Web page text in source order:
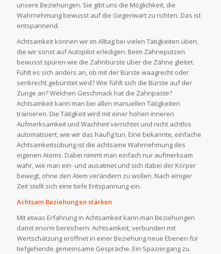
unsere Beziehungen. Sie gibt uns die Möglichkeit, die
Wahrnehmung bewusst auf die Gegenwart zu richten. Das ist
entspannend.
Achtsamkeit können wir im Alltag bei vielen Tätigkeiten üben,
die wir sonst auf Autopilot erledigen. Beim Zähneputzen
bewusst spüren wie die Zahnbürste über die Zähne gleitet.
Fühlt es sich anders an, ob mit der Bürste waagrecht oder
senkrecht gebürstet wird? Wie fühlt sich die Bürste auf der
Zunge an? Welchen Geschmack hat die Zahnpaste?
Achtsamkeit kann man bei allen manuellen Tätigkeiten
trainieren. Die Tätigkeit wird mit einer hohen inneren
Aufmerksamkeit und Wachheit verrichtet und nicht achtlos
automatisiert, wie wir das häufig tun. Eine bekannte, einfache
Achtsamkeitsübung ist die achtsame Wahrnehmung des
eigenen Atems. Dabei nimmt man einfach nur aufmerksam
wahr, wie man ein- und ausatmet und sich dabei der Körper
bewegt, ohne den Atem verändern zu wollen. Nach einiger
Zeit stellt sich eine tiefe Entspannung ein.
Achtsam Beziehungen stärken
Mit etwas Erfahrung in Achtsamkeit kann man Beziehungen
damit enorm bereichern. Achtsamkeit, verbunden mit
Wertschätzung eröffnet in einer Beziehung neue Ebenen für
tiefgehende gemeinsame Gespräche. Ein Spaziergang zu